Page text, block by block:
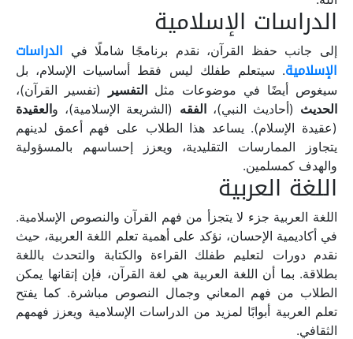
الدراسات الإسلامية
إلى جانب حفظ القرآن، نقدم برنامجًا شاملًا في الدراسات
الإسلامية. سيتعلم طفلك ليس فقط أساسيات الإسلام، بل
سيغوص أيضًا في موضوعات مثل التفسير
(تفسير القرآن)،
الحديث (أحاديث النبي)،الفقه (الشريعة الإسلامية)، والعقيدة
(عقيدة الإسلام). يساعد هذا الطلاب على فهم أعمق لدينهم
يتجاوز الممارسات التقليدية، ويعزز إحساسهم بالمسؤولية
والهدف كمسلمين.
اللغة العربية
اللغة العربية جزء لا يتجزأ من فهم القرآن والنصوص الإسلامية.
في أكاديمية الإحسان، نؤكد على أهمية تعلم اللغة العربية، حيث
نقدم دورات لتعليم طفلك القراءة والكتابة والتحدث باللغة
بطلاقة. بما أن اللغة العربية هي لغة القرآن، فإن إتقانها يمكن
الطلاب من فهم المعاني وجمال النصوص مباشرة. كما يفتح
تعلم العربية أبوابًا لمزيد من الدراسات الإسلامية ويعزز فهمهم
الثقافي.